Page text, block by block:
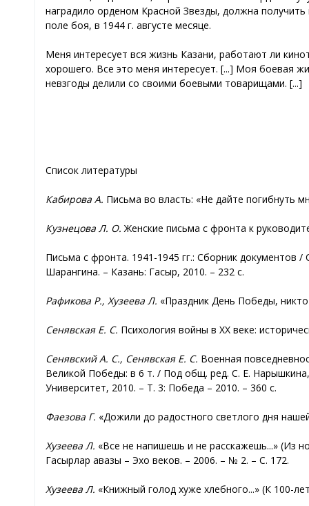
наградило орденом Красной Звезды, должна
поле боя, в 1944 г. августе месяце.
Меня интересует вся жизнь Казани, работают ли
хорошего. Все это меня интересует. [...] Моя боевая
невзгоды делили со своими боевыми товарищами. [...]
Список литературы
Кабирова А. Письма во власть: «Не дайте погибнуть
Кузнецова Л. О. Женские письма с фронта к
Письма с фронта. 1941-1945 гг.: Сборник документов
Шарангина. – Казань: Гасыр, 2010. – 232 с.
Рафикова Р., Хузеева Л. «Праздник День Победы,
Сенявская Е. С. Психология войны в XX веке:
Сенявский А. С., Сенявская Е. С. Военная
Великой Победы: в 6 т. / Под общ. ред. С. Е.
Университет, 2010. – Т. 3: Победа – 2010. – 360 с.
Фаезова Г. «Дожили до радостного светлого дня
Хузеева Л. «Все не напишешь и не расскажешь...» (Из
Гасырлар авазы – Эхо веков. – 2006. – № 2. – С. 172.
Хузеева Л. «Книжный голод хуже хлебного...» (К 100-